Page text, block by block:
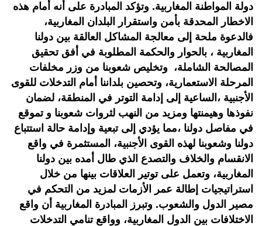
دولة المواطنة المغاربية. وتؤكد المبادرة على أنه أمام هذه
الاخطار المحدقة بأمن واستقرار البلدان المغاربية،
فالدعوة ملحة إلى معالجة المشاكل العالقة بين دولنا
المغاربية ، بالحوار والحكمة المطلوبة في أفق تحقيق
المصالحة الشاملة، وتخليص شعوبنا من وزر مخلفات
المرحلة الاستعمارية، وتحصين بلداننا أمام التدخلات للقوى
الأجنبية ،الساعية إلى إدامة التوتر في المنطقة، لضمان
نفوذها وهيمنتها ومزيد من النهب لثروات شعوبنا و تموقع
في مفاصل دولنا ،مما يؤدي إلى تبعية وإدامة حالة استتباع
دولنا وشعوبنا لهذه القوى الأجنبية، المستثمرة في واقع
الانقسام والخلاف والتصدع الذي طال أمده بين دولنا
المغاربية، وتعمل على توتير العلاقات بينها من خلال
استراتيجيات إطالة عمر الأزمات لمزيد من التحكم في
مصير الدول والشعوب. وتبرز المبادرة المغاربية أن واقع
الاختلافات بين الدول المغاربية، وواقع تنامي التدخلات